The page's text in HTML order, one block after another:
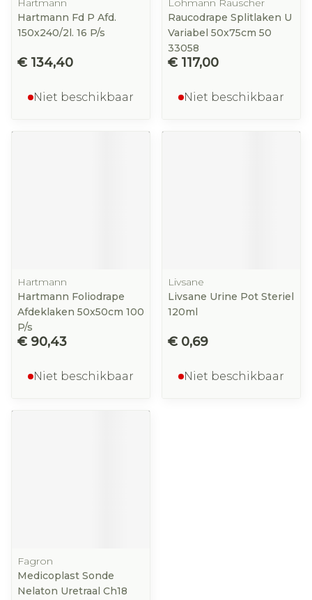
Hartmann
Hartmann Fd P Afd.
150x240/2l. 16 P/s
€ 134,40
Niet beschikbaar
Lohmann Rauscher
Raucodrape Splitlaken U
Variabel 50x75cm 50
33058
€ 117,00
Niet beschikbaar
Hartmann
Hartmann Foliodrape
Afdeklaken 50x50cm 100
P/s
€ 90,43
Niet beschikbaar
Livsane
Livsane Urine Pot Steriel
120ml
€ 0,69
Niet beschikbaar
Fagron
Medicoplast Sonde
Nelaton Uretraal Ch18